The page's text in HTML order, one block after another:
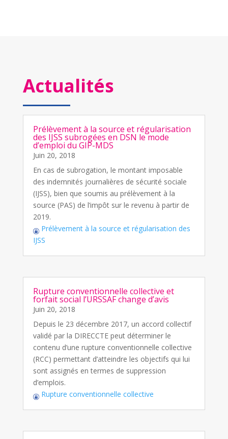
Actualités
Prélèvement à la source et régularisation
des IJSS subrogées en DSN le mode
d’emploi du GIP-MDS
Juin 20, 2018
En cas de subrogation, le montant imposable
des indemnités journalières de sécurité sociale
(IJSS), bien que soumis au prélèvement à la
source (PAS) de l’impôt sur le revenu à partir de
2019.
Prélèvement à la source et régularisation des
IJSS
Rupture conventionnelle collective et
forfait social l’URSSAF change d’avis
Juin 20, 2018
Depuis le 23 décembre 2017, un accord collectif
validé par la DIRECCTE peut déterminer le
contenu d’une rupture conventionnelle collective
(RCC) permettant d’atteindre les objectifs qui lui
sont assignés en termes de suppression
d’emplois.
Rupture conventionnelle collective